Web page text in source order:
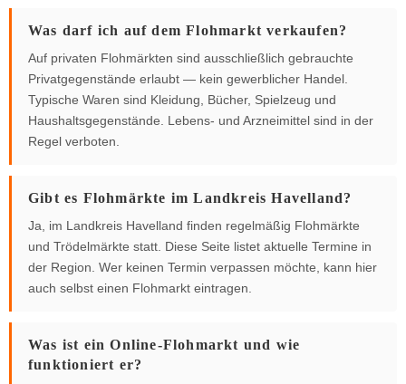
Was darf ich auf dem Flohmarkt verkaufen?
Auf privaten Flohmärkten sind ausschließlich gebrauchte
Privatgegenstände erlaubt — kein gewerblicher Handel.
Typische Waren sind Kleidung, Bücher, Spielzeug und
Haushaltsgegenstände. Lebens- und Arzneimittel sind in der
Regel verboten.
Gibt es Flohmärkte im Landkreis Havelland?
Ja, im Landkreis Havelland finden regelmäßig Flohmärkte
und Trödelmärkte statt. Diese Seite listet aktuelle Termine in
der Region. Wer keinen Termin verpassen möchte, kann hier
auch selbst einen Flohmarkt eintragen.
Was ist ein Online-Flohmarkt und wie
funktioniert er?